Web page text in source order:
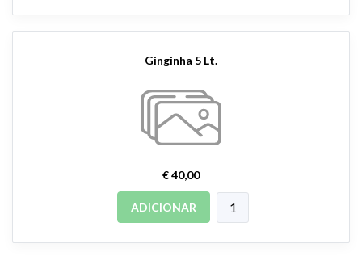
Ginginha 5 Lt.
€ 40,00
ADICIONAR